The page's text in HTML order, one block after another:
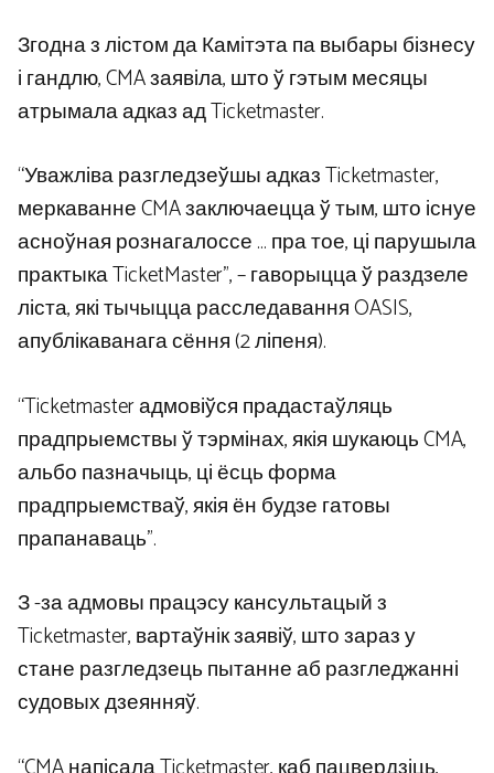
Згодна з лістом да Камітэта па выбары бізнесу
і гандлю, CMA заявіла, што ў гэтым месяцы
атрымала адказ ад Ticketmaster.
“Уважліва разгледзеўшы адказ Ticketmaster,
меркаванне CMA заключаецца ў тым, што існуе
асноўная рознагалоссе … пра тое, ці парушыла
практыка TicketMaster”, – гаворыцца ў раздзеле
ліста, які тычыцца расследавання OASIS,
апублікаванага сёння (2 ліпеня).
“Ticketmaster адмовіўся прадастаўляць
прадпрыемствы ў тэрмінах, якія шукаюць CMA,
альбо пазначыць, ці ёсць форма
прадпрыемстваў, якія ён будзе гатовы
прапанаваць”.
З -за адмовы працэсу кансультацый з
Ticketmaster, вартаўнік заявіў, што зараз у
стане разгледзець пытанне аб разгледжанні
судовых дзеянняў.